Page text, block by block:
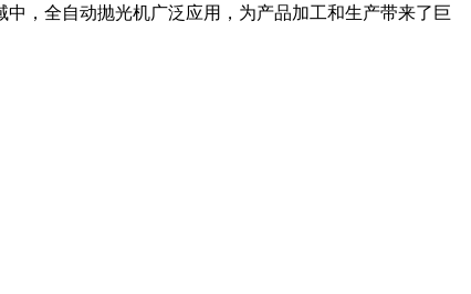
，全自动抛光机广泛应用，为产品加工和生产带来了巨